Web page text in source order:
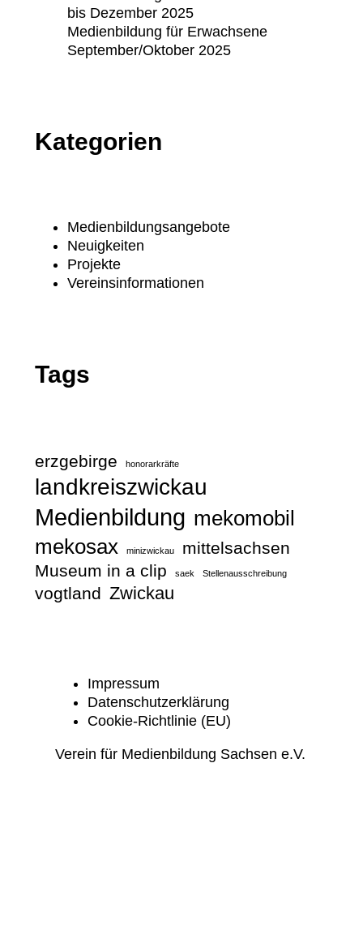
bis Dezember 2025
Medienbildung für Erwachsene
September/Oktober 2025
Kategorien
Medienbildungsangebote
Neuigkeiten
Projekte
Vereinsinformationen
Tags
erzgebirge honorarkräfte
landkreiszwickau
Medienbildung mekomobil
mekosax
minizwickau
mittelsachsen
Museum in a clip
saek Stellenausschreibung
vogtland Zwickau
Impressum
Datenschutzerklärung
Cookie-Richtlinie (EU)
Verein für Medienbildung Sachsen e.V.